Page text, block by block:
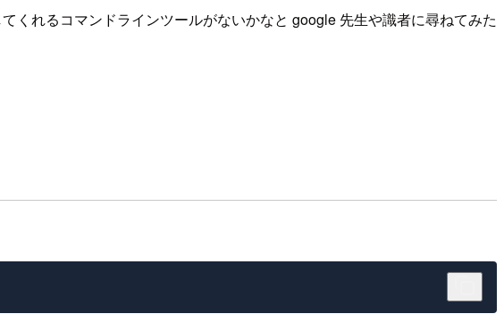
くれるコマンドラインツールがないかなと google 先生や識者に尋ねてみた